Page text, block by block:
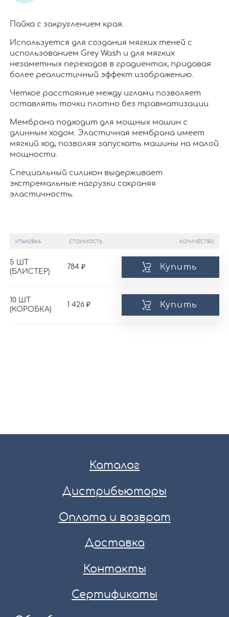
Пайка с закруглением края.
Используется для создания мягких теней с
использованием Grey Wash и для мягких
незаметных переходов в градиентах, придавая
более реалистичный эффект изображению.
Четкое расстояние между иглами позволяет
оставлять точки плотно без травматизации.
Мембрана подходит для мощных машин с
длинным ходом. Эластичная мембрана имеет
мягкий ход, позволяя запускать машины на малой
мощности.
Специальный силикон выдерживает
экстремальные нагрузки сохраняя
эластичность.
УПАКОВКА СТОИМОСТЬ КОЛИЧЕСТВО
5 ШТ
(БЛИСТЕР)
784 Купить
10 ШТ
(КОРОБКА)
1 426 Купить
Каталог
Дистрибьюторы
Оплата и возврат
Доставка
Контакты
Сертификаты